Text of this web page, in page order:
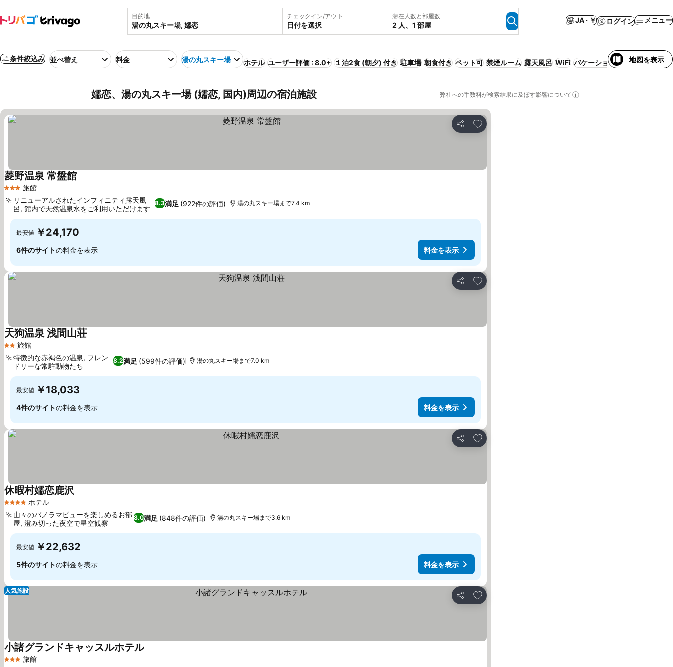
目的地 チェックイン/アウト
日付を選択
滞在人数と部屋数
2 人、1 部屋
JA · ￥ ログイン メニュー
条件絞込み 並べ替え 料金 湯の丸スキー場 ホテル ユーザー評価 : 8.0+ １泊2食 (朝夕) 付き 駐車場 朝食付き ペット可 禁煙ルーム 露天風呂 WiFi バケーションレンタル (貸切)
地図を表示
嬬恋、湯の丸スキー場 (嬬恋, 国内)周辺の宿泊施設 弊社への手数料が検索結果に及ぼす影響について
シェア
お気に入りに追加
3 ホテルのランク
旅館
菱野温泉 常盤館
8.3満足 (922件の評価)
リニューアルされたインフィニティ露天風
呂, 館内で天然温泉水をご利用いただけます
湯の丸スキー場まで7.4 km
最安値 ￥24,170
6件のサイトの料金を表示 料金を表示
シェア
お気に入りに追加
2 ホテルのランク
旅館
天狗温泉 浅間山荘
8.2満足 (599件の評価)
特徴的な赤褐色の温泉, フレン
ドリーな常駐動物たち
湯の丸スキー場まで7.0 km
最安値 ￥18,033
4件のサイトの料金を表示 料金を表示
シェア
お気に入りに追加
4 ホテルのランク
ホテル
休暇村嬬恋鹿沢料金を表示
8.0満足 (848件の評価)
山々のパノラマビューを楽しめるお部
屋, 澄み切った夜空で星空観察
湯の丸スキー場まで3.6 km
最安値 ￥22,632
5件のサイトの料金を表示 料金を表示
シェア
お気に入りに追加
人気施設
3 ホテルのランク
旅館
小諸グランドキャッスルホテル